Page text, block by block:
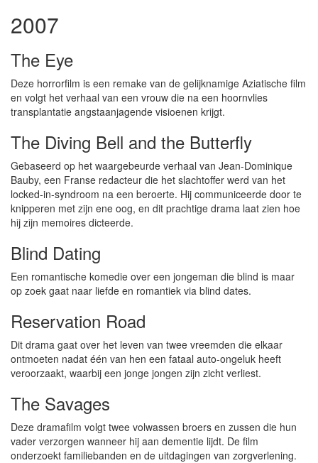
2007
The Eye
Deze horrorfilm is een remake van de gelijknamige Aziatische film
en volgt het verhaal van een vrouw die na een hoornvlies
transplantatie angstaanjagende visioenen krijgt.
The Diving Bell and the Butterfly
Gebaseerd op het waargebeurde verhaal van Jean-Dominique
Bauby, een Franse redacteur die het slachtoffer werd van het
locked-in-syndroom na een beroerte. Hij communiceerde door te
knipperen met zijn ene oog, en dit prachtige drama laat zien hoe
hij zijn memoires dicteerde.
Blind Dating
Een romantische komedie over een jongeman die blind is maar
op zoek gaat naar liefde en romantiek via blind dates.
Reservation Road
Dit drama gaat over het leven van twee vreemden die elkaar
ontmoeten nadat één van hen een fataal auto-ongeluk heeft
veroorzaakt, waarbij een jonge jongen zijn zicht verliest.
The Savages
Deze dramafilm volgt twee volwassen broers en zussen die hun
vader verzorgen wanneer hij aan dementie lijdt. De film
onderzoekt familiebanden en de uitdagingen van zorgverlening.